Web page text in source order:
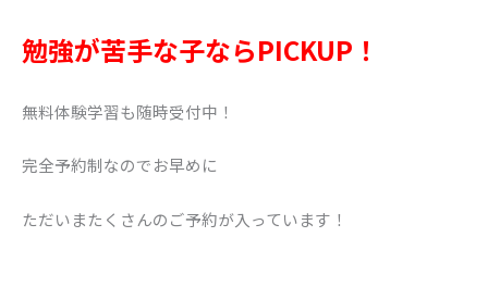
勉強が苦手な子ならPICKUP！
無料体験学習も随時受付中！
完全予約制なのでお早めに
ただいまたくさんのご予約が入っています！